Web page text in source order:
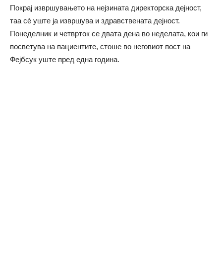
Покрај извршувањето на нејзината директорска дејност,
таа сѐ уште ја извршува и здравствената дејност.
Понеделник и четврток се двата дена во неделата, кои ги
посветува на пациентите, стоше во неговиот пост на
Фејбсук уште пред една година.